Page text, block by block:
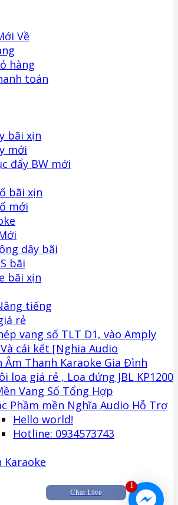
1
Chat Live
Về
hàng
toán
bãi xịn
mới
đẩy BW mới
bãi xịn
mới
dây bãi
bãi
bãi xịn
tiếng
rẻ
vang số TLT D1, vào Amply
cái kết [Nghia Audio
Âm Thanh Karaoke Gia Đình
loa giá rẻ , Loa đứng JBL KP1200
Vang Số Tổng Hợp
Phầm mền Nghĩa Audio Hỗ Trợ
Hello world!
Hotline: 0934573743
Karaoke